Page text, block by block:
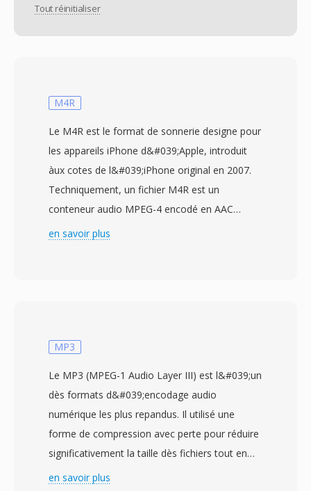
Tout réinitialiser
M4R
Le M4R est le format de sonnerie designe pour
les appareils iPhone d&#039;Apple, introduit
àux cotes de l&#039;iPhone original en 2007.
Techniquement, un fichier M4R est un
conteneur audio MPEG-4 encodé en AAC
identique en structuré au M4À — les seules
l&#039;encodeur AAC puisse produire dès
codec, tandis que l&#039;extension distincte
empêche les pistes musicales normales
d&#039;apparaitre dans le selecteur de
sonneries et inversement. Créer un M4R
consiste à encoder un court extrait audio en
AAC, le decouper à la longueur autorisee et
en savoir plus
MP3
Le MP3 (MPEG-1 Audio Layer III) est l&#039;un
dès formats d&#039;encodage audio
numérique les plus repandus. Il utilisé une
forme de compression avec perte pour réduire
significativement la taille dès fichiers tout en
conservant une qualité sonore proche de celle
en savoir plus